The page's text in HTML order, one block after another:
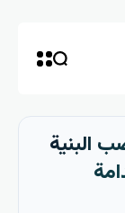
البنية